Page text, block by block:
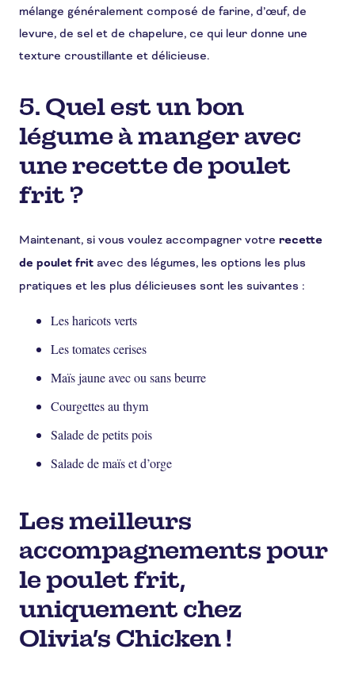
mélange généralement composé de farine, d’œuf, de
levure, de sel et de chapelure, ce qui leur donne une
texture croustillante et délicieuse.
5. Quel est un bon
légume à manger avec
une recette de poulet
frit ?
Maintenant, si vous voulez accompagner votre recette
de poulet frit avec des légumes, les options les plus
pratiques et les plus délicieuses sont les suivantes :
Les haricots verts
Les tomates cerises
Maïs jaune avec ou sans beurre
Courgettes au thym
Salade de petits pois
Salade de maïs et d’orge
Les meilleurs
accompagnements pour
le poulet frit,
uniquement chez
Olivia’s Chicken !